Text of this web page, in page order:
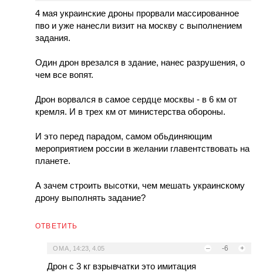
4 мая украинские дроны прорвали массированное
пво и уже нанесли визит на москву с выполнением
задания.
Один дрон врезался в здание, нанес разрушения, о
чем все вопят.
Дрон ворвался в самое сердце москвы - в 6 км от
кремля. И в трех км от министерства обороны.
И это перед парадом, самом обьдиняющим
мероприятием россии в желании главентствовать на
планете.
А зачем строить высотки, чем мешать украинскому
дрону выполнять задание?
ОТВЕТИТЬ
– -6 +
ОМА 14:23, 4.05
Дрон с 3 кг взрывчатки это имитация